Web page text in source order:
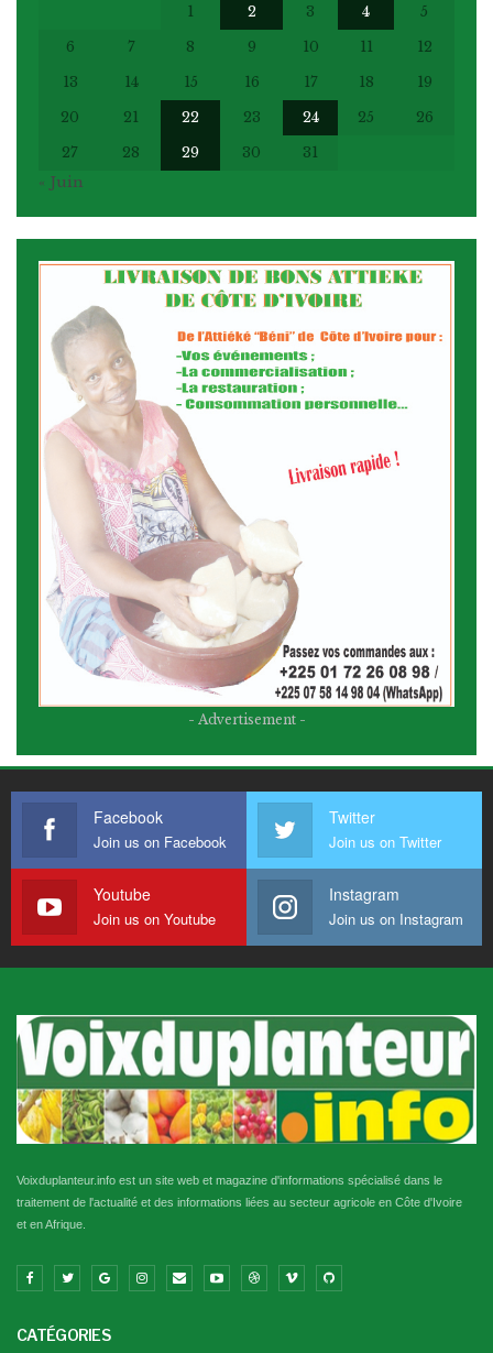
1
2 3 4
5
6
7 8 9 10 11
12
13
14 15 16 17 18
19
20
21 22 23 24 25
26
27
28 29 30
31
« Juin
- Advertisement -
Facebook
Join us on Facebook
Twitter
Join us on Twitter
Youtube
Join us on Youtube
Instagram
Join us on Instagram
Voixduplanteur.info est un site web et magazine d'informations spécialisé dans le
traitement de l'actualité et des informations liées au secteur agricole en Côte d'Ivoire
et en Afrique.
CATÉGORIES